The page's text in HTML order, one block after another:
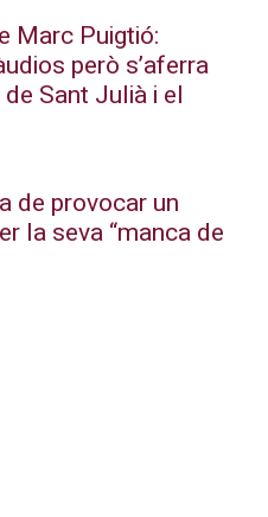
Marc Puigtió:
però s’aferra
Sant Julià i el
de provocar un
la seva “manca de